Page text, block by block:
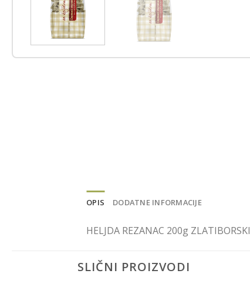
OPIS DODATNE INFORMACIJE
HELJDA REZANAC 200g ZLATIBORSKI
SLIČNI PROIZVODI